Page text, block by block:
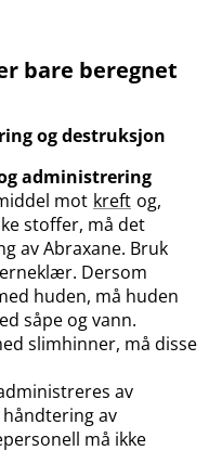
bare beregnet
og destruksjon
administrering
mot kreft og,
stoffer, må det
av Abraxane. Bruk
Dersom
huden, må huden
såpe og vann.
slimhinner, må disse
av
av
må ikke